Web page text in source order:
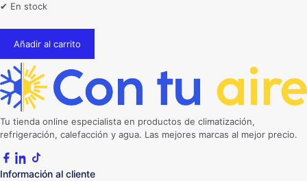
✔ En stock
Añadir al carrito
Tu tienda online especialista en productos de climatización,
refrigeración, calefacción y agua. Las mejores marcas al mejor precio.
Información al cliente